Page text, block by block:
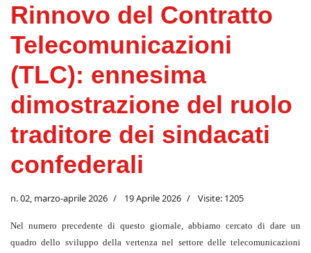
Rinnovo del Contratto
Telecomunicazioni
(TLC): ennesima
dimostrazione del ruolo
traditore dei sindacati
confederali
n. 02, marzo-aprile 2026 19 Aprile 2026 Visite: 1205
Nel numero precedente di questo giornale, abbiamo cercato di dare un
quadro dello sviluppo della vertenza nel settore delle telecomunicazioni